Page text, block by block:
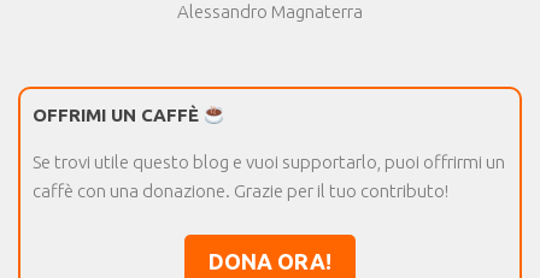
Alessandro Magnaterra
OFFRIMI UN CAFFÈ
Se trovi utile questo blog e vuoi supportarlo, puoi offrirmi un
caffè con una donazione. Grazie per il tuo contributo!
DONA ORA!